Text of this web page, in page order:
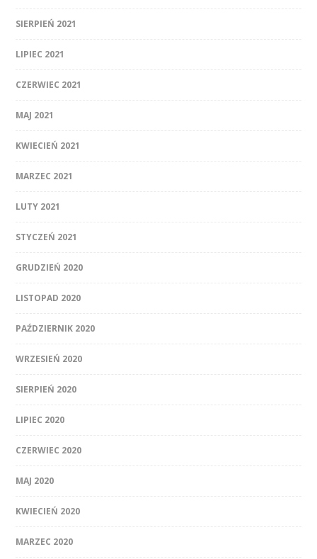
SIERPIEŃ 2021
LIPIEC 2021
CZERWIEC 2021
MAJ 2021
KWIECIEŃ 2021
MARZEC 2021
LUTY 2021
STYCZEŃ 2021
GRUDZIEŃ 2020
LISTOPAD 2020
PAŹDZIERNIK 2020
WRZESIEŃ 2020
SIERPIEŃ 2020
LIPIEC 2020
CZERWIEC 2020
MAJ 2020
KWIECIEŃ 2020
MARZEC 2020